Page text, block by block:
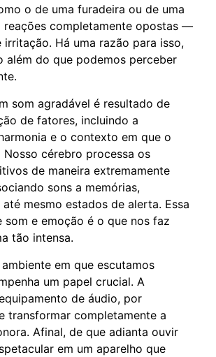
o de uma furadeira ou de uma
reações completamente opostas —
Há uma razão para isso,
além do que podemos perceber
som agradável é resultado de
de fatores, incluindo a
e o contexto em que o
Nosso cérebro processa os
de maneira extremamente
sons a memórias,
mesmo estados de alerta. Essa
som e emoção é o que nos faz
tão intensa.
em que escutamos
um papel crucial. A
de áudio, por
transformar completamente a
Afinal, de que adianta ouvir
em um aparelho que